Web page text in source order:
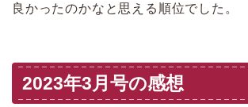
良かったのかなと思える順位でした。
2023年3月号の感想